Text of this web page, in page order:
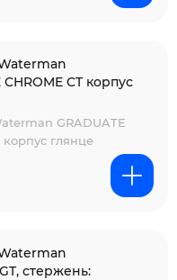
CHROME CT корпус
GRADUATE
корпус глянце
стержень: